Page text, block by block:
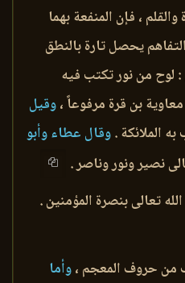
، فإن المنفعة بهما
يحصل تارة بالنطق
: لوح من نور تكتب فيه
معاوية بن قرة مرفوعاً ،وقيل
الملائكة .وقال عطاء وأبو
نصير ونور وناصر .
تعالى بنصرة المؤمنين .
من حروف المعجم ،وأما